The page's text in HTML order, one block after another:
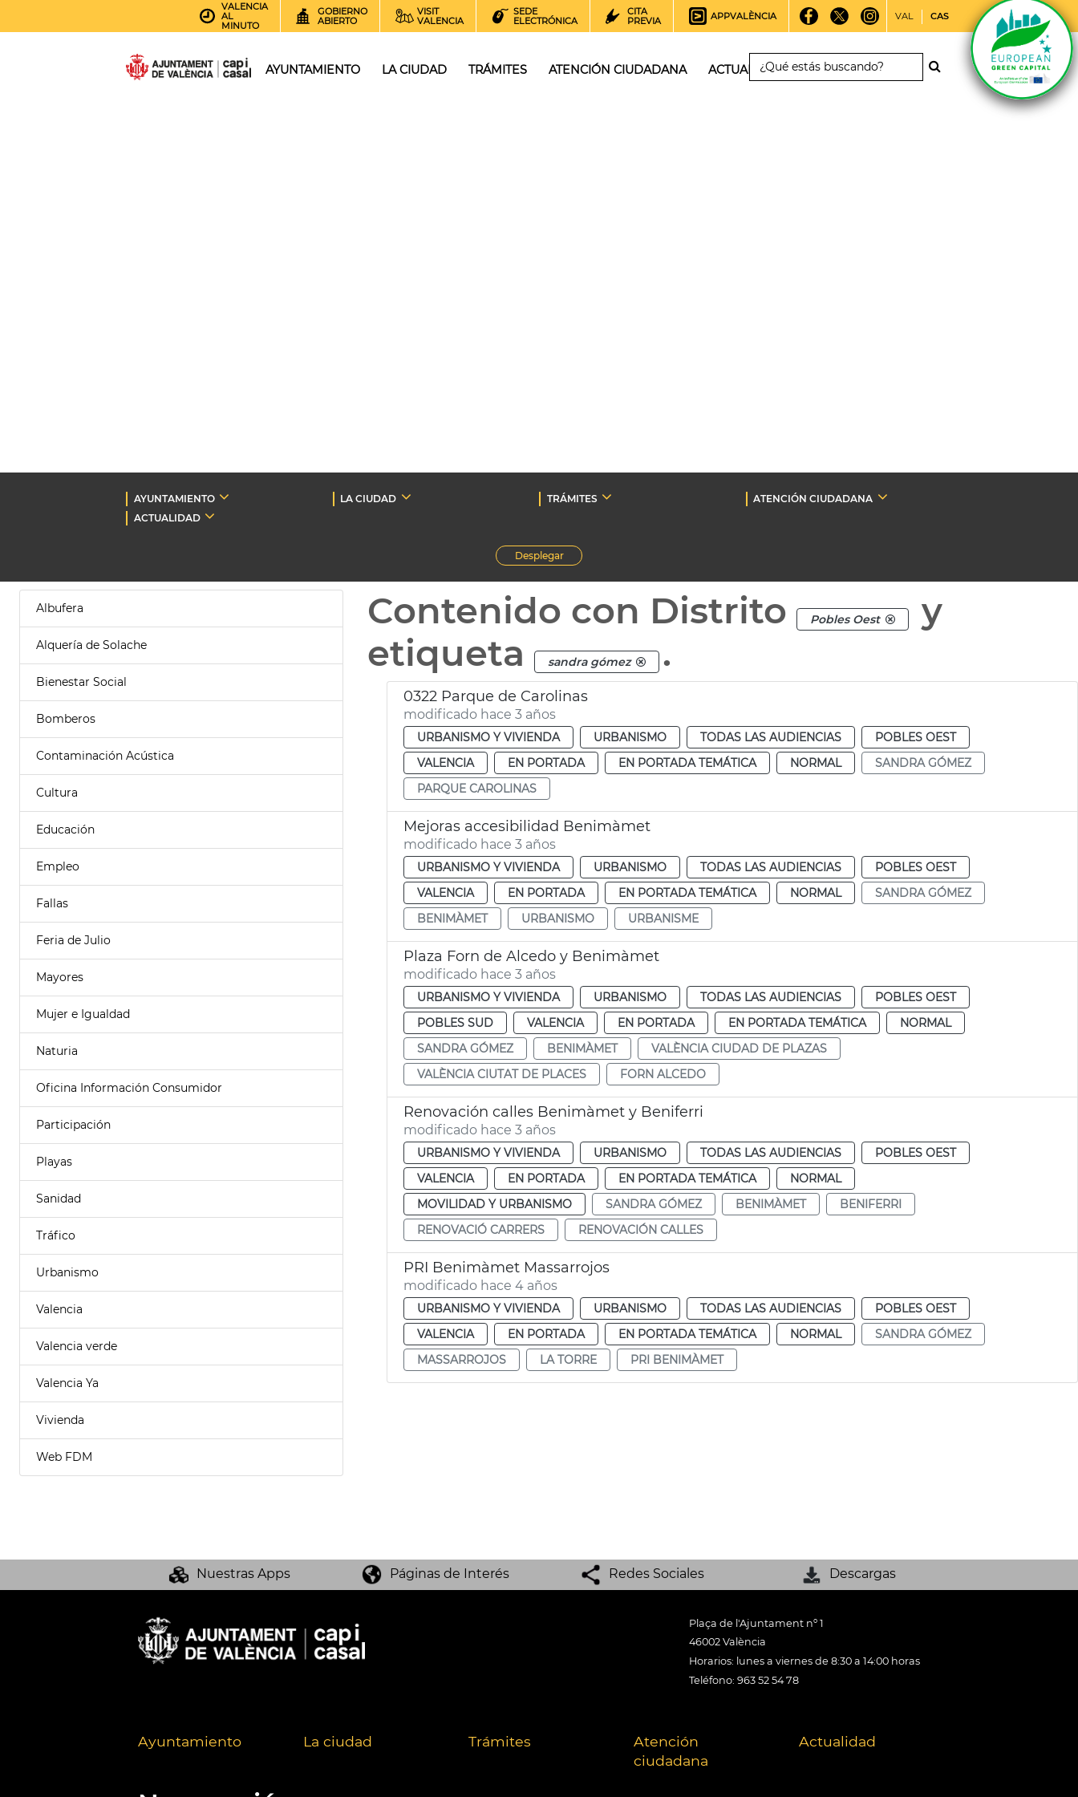
VALENCIA
AL
MINUTO
GOBIERNO
ABIERTO
VISIT
VALENCIA
SEDE
ELECTRÓNICA
CITA
PREVIA
APPVALÈNCIA VAL CAS
AYUNTAMIENTO LA CIUDAD TRÁMITES ATENCIÓN CIUDADANA ACTUALIDAD
AYUNTAMIENTO LA CIUDAD TRÁMITES
ATENCIÓN CIUDADANA
ACTUALIDAD
Desplegar
Albufera
Alquería de Solache
Bienestar Social
Bomberos
Contaminación Acústica
Cultura
Educación
Empleo
Fallas
Feria de Julio
Mayores
Mujer e Igualdad
Naturia
Oficina Información Consumidor
Participación
Playas
Sanidad
Tráfico
Urbanismo
Valencia
Valencia verde
Valencia Ya
Vivienda
Web FDM
Contenido con Distrito Pobles Oest
y
etiqueta
sandra gómez .
0322 Parque de Carolinas
modificado hace 3 años
URBANISMO Y VIVIENDA URBANISMO TODAS LAS AUDIENCIAS
POBLES OEST
VALENCIA
EN PORTADA EN PORTADA TEMÁTICA NORMAL
SANDRA GÓMEZ
PARQUE CAROLINAS
Mejoras accesibilidad Benimàmet
modificado hace 3 años
URBANISMO Y VIVIENDA URBANISMO TODAS LAS AUDIENCIAS
POBLES OEST
VALENCIA
EN PORTADA EN PORTADA TEMÁTICA NORMAL
SANDRA GÓMEZ
BENIMÀMET
URBANISMO URBANISME
Plaza Forn de Alcedo y Benimàmet
modificado hace 3 años
URBANISMO Y VIVIENDA URBANISMO TODAS LAS AUDIENCIAS
POBLES OEST
POBLES SUD
VALENCIA EN PORTADA EN PORTADA TEMÁTICA
NORMAL
SANDRA GÓMEZ
BENIMÀMET
VALÈNCIA CIUDAD DE PLAZAS
VALÈNCIA CIUTAT DE PLACES
FORN ALCEDO
Renovación calles Benimàmet y Beniferri
modificado hace 3 años
URBANISMO Y VIVIENDA URBANISMO TODAS LAS AUDIENCIAS
POBLES OEST
VALENCIA
EN PORTADA EN PORTADA TEMÁTICA
NORMAL
MOVILIDAD Y URBANISMO
SANDRA GÓMEZ BENIMÀMET
BENIFERRI
RENOVACIÓ CARRERS
RENOVACIÓN CALLES
PRI Benimàmet Massarrojos
modificado hace 4 años
URBANISMO Y VIVIENDA URBANISMO TODAS LAS AUDIENCIAS
POBLES OEST
VALENCIA
EN PORTADA EN PORTADA TEMÁTICA NORMAL
SANDRA GÓMEZ
MASSARROJOS
LA TORRE PRI BENIMÀMET
Nuestras Apps Páginas de Interés Redes Sociales Descargas
Plaça de l'Ajuntament nº 1
46002 València
Horarios: lunes a viernes de 8:30 a 14:00 horas
Teléfono: 963 52 54 78
Ayuntamiento La ciudad Trámites
Atención
ciudadana
Actualidad